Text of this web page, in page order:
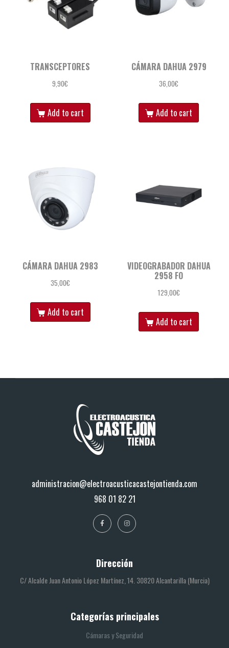
TRANSCEPTORES
9,90€
Add to cart
CÁMARA DAHUA 2979
36,00€
Add to cart
CÁMARA DAHUA 2983
35,00€
Add to cart
VIDEOGRABADOR DAHUA
2958 FO
129,00€
Add to cart
administracion@electroacusticacastejontienda.com
968 01 82 21
Dirección
C/ Alcalde Juan Antonio López Martínez, 14. 30820 Alcantarilla (Murcia)
Categorías principales
Cámaras y Seguridad